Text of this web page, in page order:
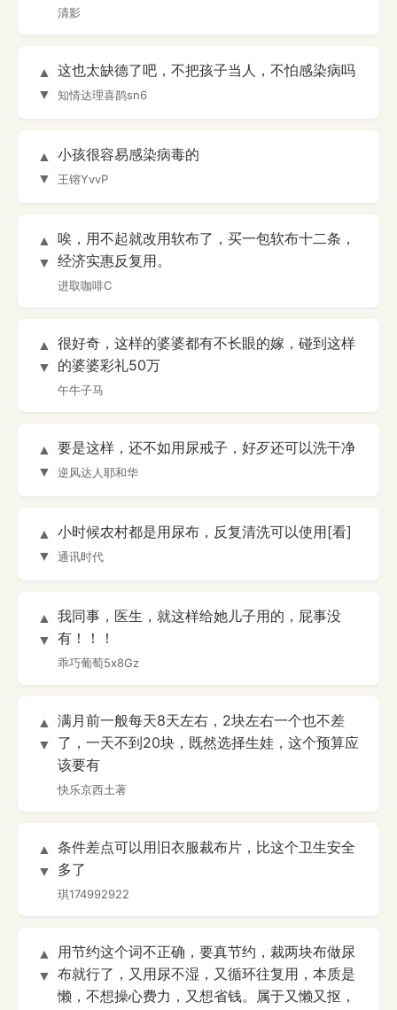
清影
▲
▼
这也太缺德了吧，不把孩子当人，不怕感染病吗
知情达理喜鹊sn6
▲
▼
小孩很容易感染病毒的
王镕YvvP
▲
▼
唉，用不起就改用软布了，买一包软布十二条，
经济实惠反复用。
进取咖啡C
▲
▼
很好奇，这样的婆婆都有不长眼的嫁，碰到这样
的婆婆彩礼50万
午牛子马
▲
▼
要是这样，还不如用尿戒子，好歹还可以洗干净
逆风达人耶和华
▲
▼
小时候农村都是用尿布，反复清洗可以使用[看]
通讯时代
▲
▼
我同事，医生，就这样给她儿子用的，屁事没
有！！！
乖巧葡萄5x8Gz
▲
▼
满月前一般每天8天左右，2块左右一个也不差
了，一天不到20块，既然选择生娃，这个预算应
该要有
快乐京西土著
▲
▼
条件差点可以用旧衣服裁布片，比这个卫生安全
多了
琪174992922
▲
▼
用节约这个词不正确，要真节约，裁两块布做尿
布就行了，又用尿不湿，又循环往复用，本质是
懒，不想操心费力，又想省钱。属于又懒又抠，